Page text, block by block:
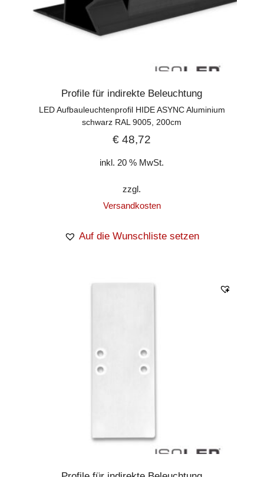
Profile für indirekte Beleuchtung
LED Aufbauleuchtenprofil HIDE ASYNC Aluminium
schwarz RAL 9005, 200cm
€ 48,72
inkl. 20 % MwSt.
zzgl.
Versandkosten
Auf die Wunschliste setzen